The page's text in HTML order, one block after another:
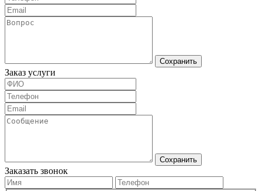
Сохранить
Заказ услуги
Сохранить
Заказать звонок